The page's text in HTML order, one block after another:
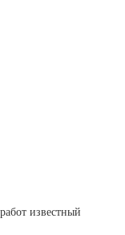
известный